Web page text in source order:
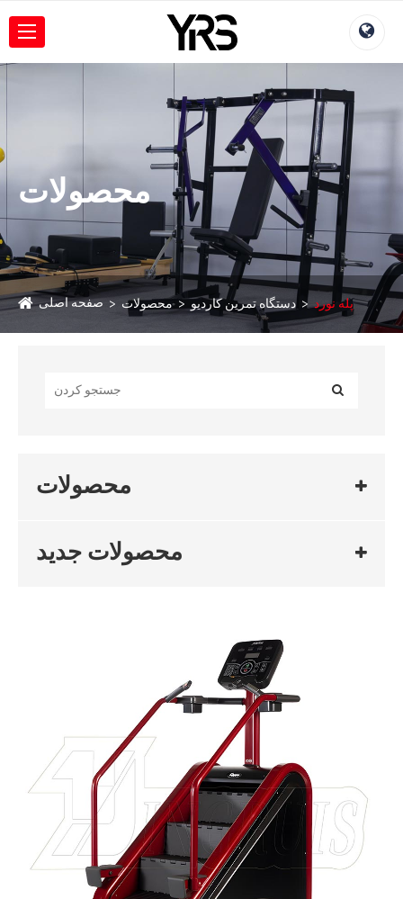
محصولات
صفحه اصلی محصولات دستگاه تمرین کاردیو پله نورد
محصولات
محصولات جدید